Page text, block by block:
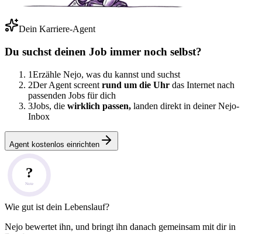
Dein Karriere-Agent
Du suchst deinen Job immer noch selbst?
1Erzähle Nejo, was du kannst und suchst
2Der Agent screent rund um die Uhr das Internet nach
passenden Jobs für dich
3Jobs, die wirklich passen, landen direkt in deiner Nejo-
Inbox
Agent kostenlos einrichten
?
Note
Wie gut ist dein Lebenslauf?
Nejo bewertet ihn, und bringt ihn danach gemeinsam mit dir in